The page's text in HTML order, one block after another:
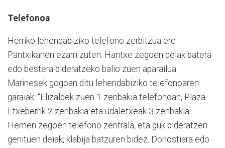
Telefonoa
Herriko lehendabiziko telefono zerbitzua ere
Pantxikanen ezarri zuten. Hantxe zegoen deiak batera
edo bestera bideratzeko balio zuen aparailua.
Marinesek gogoan ditu lehendabiziko telefonoaren
garaiak. “Elizaldek zuen 1 zenbakia telefonoan, Plaza
Etxeberrik 2 zenbakia eta udaletxeak 3 zenbakia.
Hemen zegoen telefono zentrala, eta guk bideratzen
genituen deiak, klabija batzuren bidez. Donostiara edo